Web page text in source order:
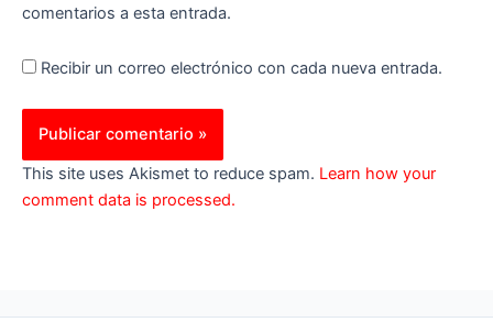
comentarios a esta entrada.
Recibir un correo electrónico con cada nueva entrada.
This site uses Akismet to reduce spam. Learn how your
comment data is processed.